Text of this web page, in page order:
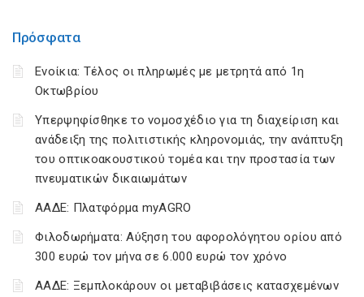
Πρόσφατα
Ενοίκια: Τέλος οι πληρωμές με μετρητά από 1η
Οκτωβρίου
Υπερψηφίσθηκε το νομοσχέδιο για τη διαχείριση και
ανάδειξη της πολιτιστικής κληρονομιάς, την ανάπτυξη
του οπτικοακουστικού τομέα και την προστασία των
πνευματικών δικαιωμάτων
ΑΑΔΕ: Πλατφόρμα myAGRO
Φιλοδωρήματα: Αύξηση του αφορολόγητου ορίου από
300 ευρώ τον μήνα σε 6.000 ευρώ τον χρόνο
ΑΑΔΕ: Ξεμπλοκάρουν οι μεταβιβάσεις κατασχεμένων